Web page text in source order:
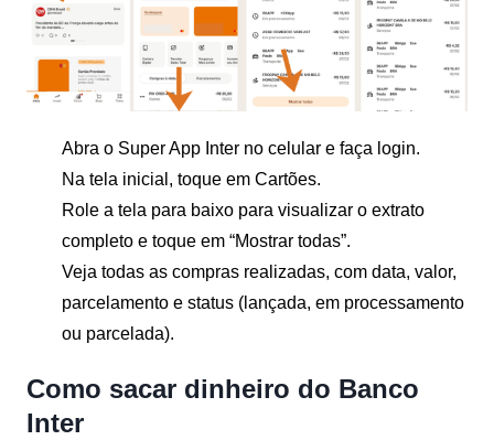
Abra o Super App Inter no celular e faça login.
Na tela inicial, toque em Cartões.
Role a tela para baixo para visualizar o extrato
completo e toque em “Mostrar todas”.
Veja todas as compras realizadas, com data, valor,
parcelamento e status (lançada, em processamento
ou parcelada).
Como sacar dinheiro do Banco
Inter